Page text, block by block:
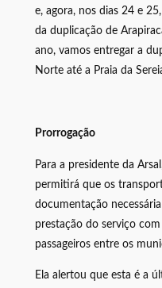
e, agora, nos dias 24 e
da duplicação de
ano, vamos entregar a
Norte até a Praia da
Prorrogação
Para a presidente da
permitirá que os
documentação
prestação do serviço
passageiros entre os
Ela alertou que esta é a